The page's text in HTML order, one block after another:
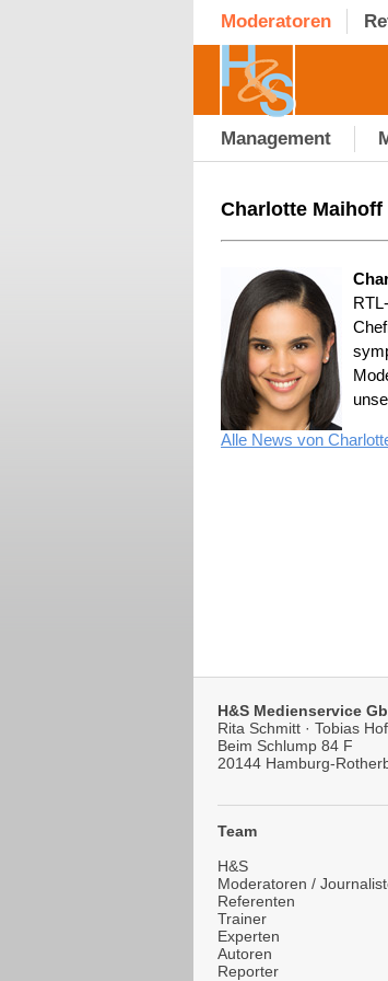
Moderatoren
Management
Charlotte
Alle News von
H&S Medienservice
Rita Schmitt · Tobias
Beim Schlump 84 F
20144 Hamburg-
Team
H&S
Moderatoren /
Referenten
Trainer
Experten
Autoren
Reporter